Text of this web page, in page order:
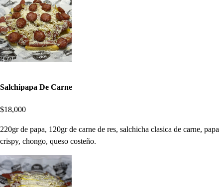
Salchipapa De Carne
$18,000
220gr de papa, 120gr de carne de res, salchicha clasica de carne, papa
crispy, chongo, queso costeño.